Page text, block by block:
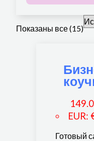
Показаны все (15)
EUR:
Готовый